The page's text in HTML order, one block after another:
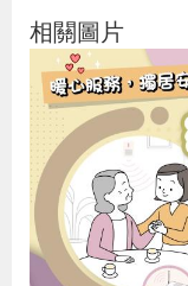
務
業
專
區
相關圖片